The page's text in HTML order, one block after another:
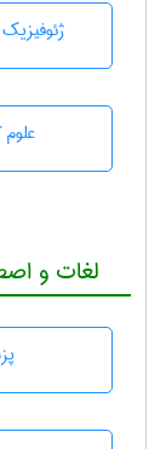
علوم
لغات و